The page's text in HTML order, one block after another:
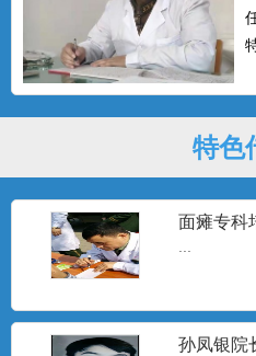
特色
面瘫专科
孙凤银院